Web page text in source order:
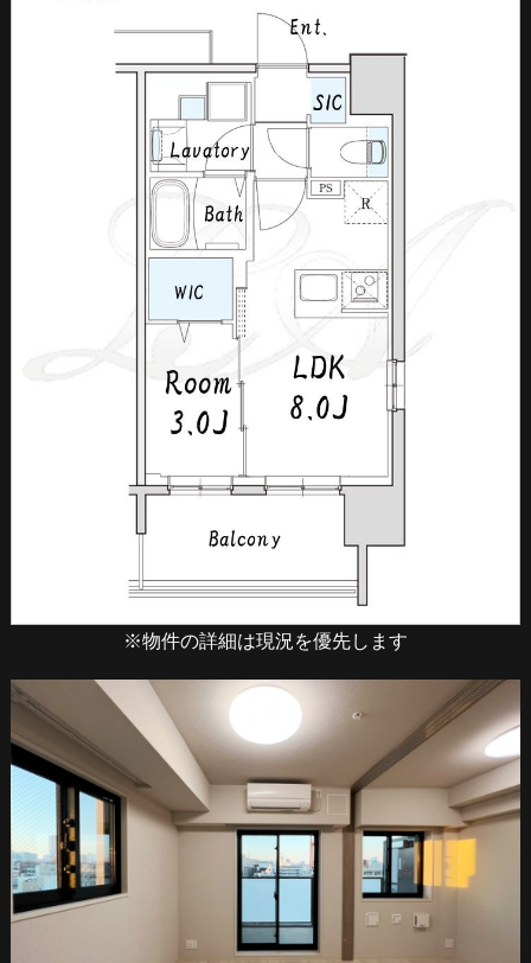
※物件の詳細は現況を優先します